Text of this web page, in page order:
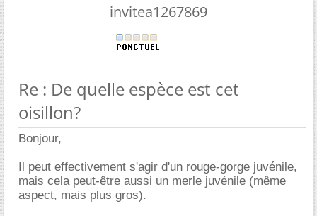
invitea1267869
Re : De quelle espèce est cet
oisillon?
Bonjour,
Il peut effectivement s'agir d'un rouge-gorge juvénile,
mais cela peut-être aussi un merle juvénile (même
aspect, mais plus gros).